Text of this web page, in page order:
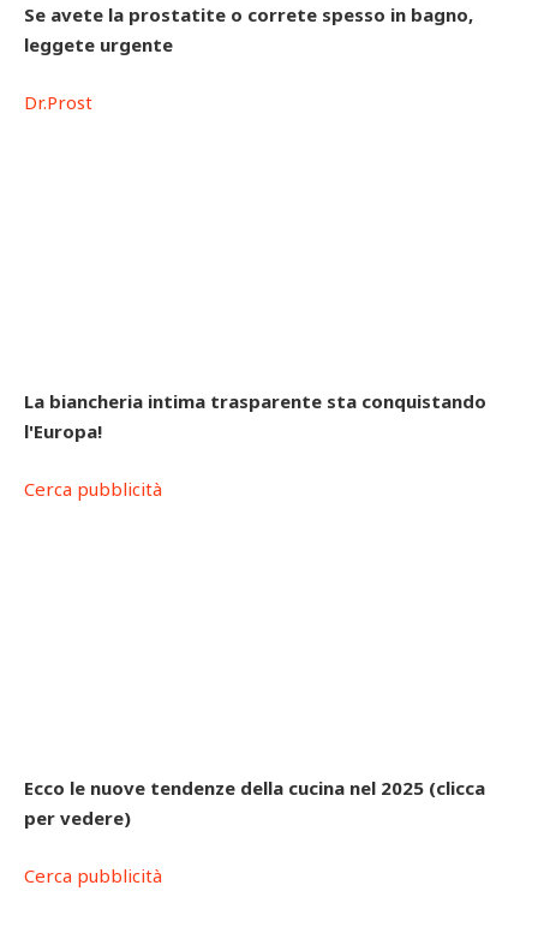
Se avete la prostatite o correte spesso in bagno,
leggete urgente
Dr.Prost
La biancheria intima trasparente sta conquistando
l'Europa!
Cerca pubblicità
Ecco le nuove tendenze della cucina nel 2025 (clicca
per vedere)
Cerca pubblicità